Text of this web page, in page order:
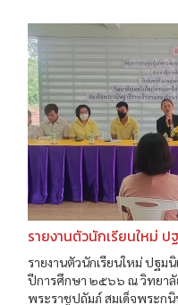
รายงานตัวนักเรียนใหม่
รายงานตัวนักเรียนใหม่ ปฐ
ปีการศึกษา ๒๕๖๖ ณ วิทยาลั
พระราชูปถัมภ์ สมเด็จพระกนิ